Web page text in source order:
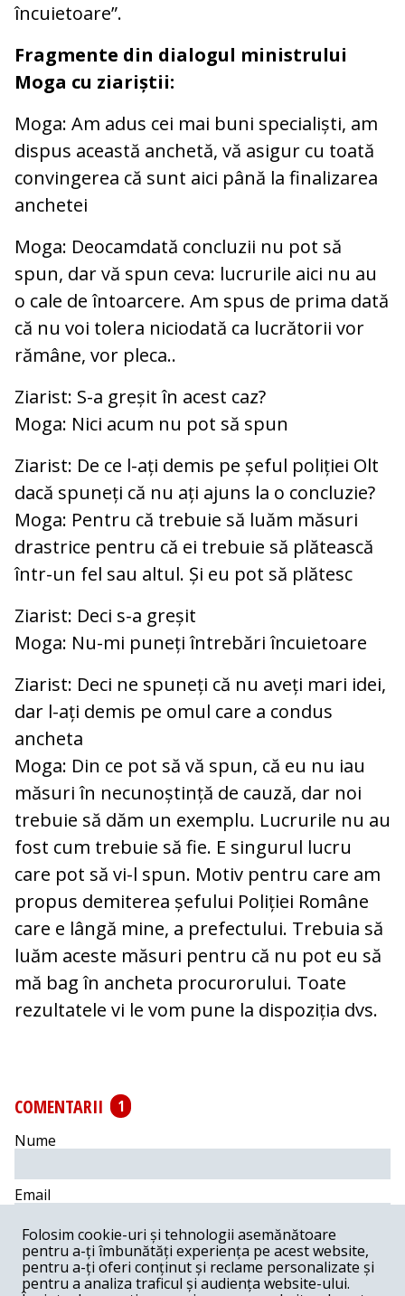
încuietoare”.
Fragmente din dialogul ministrului
Moga cu ziariștii:
Moga: Am adus cei mai buni specialiști, am
dispus această anchetă, vă asigur cu toată
convingerea că sunt aici până la finalizarea
anchetei
Moga: Deocamdată concluzii nu pot să
spun, dar vă spun ceva: lucrurile aici nu au
o cale de întoarcere. Am spus de prima dată
că nu voi tolera niciodată ca lucrătorii vor
rămâne, vor pleca..
Ziarist: S-a greșit în acest caz?
Moga: Nici acum nu pot să spun
Ziarist: De ce l-ați demis pe șeful poliției Olt
dacă spuneți că nu ați ajuns la o concluzie?
Moga: Pentru că trebuie să luăm măsuri
drastrice pentru că ei trebuie să plătească
într-un fel sau altul. Și eu pot să plătesc
Ziarist: Deci s-a greșit
Moga: Nu-mi puneți întrebări încuietoare
Ziarist: Deci ne spuneți că nu aveți mari idei,
dar l-ați demis pe omul care a condus
ancheta
Moga: Din ce pot să vă spun, că eu nu iau
măsuri în necunoștință de cauză, dar noi
trebuie să dăm un exemplu. Lucrurile nu au
fost cum trebuie să fie. E singurul lucru
care pot să vi-l spun. Motiv pentru care am
propus demiterea șefului Poliției Române
care e lângă mine, a prefectului. Trebuia să
luăm aceste măsuri pentru că nu pot eu să
mă bag în ancheta procurorului. Toate
rezultatele vi le vom pune la dispoziția dvs.
COMENTARII
1
Nume
Email
Comentariu
Folosim cookie-uri și tehnologii asemănătoare
pentru a-ți îmbunătăți experiența pe acest website,
pentru a-ți oferi conținut și reclame personalizate și
pentru a analiza traficul și audiența website-ului.